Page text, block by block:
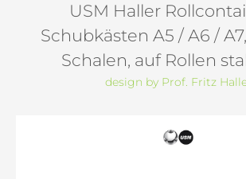
USM Haller
Schubkästen A5 / A6 /
Schalen, auf Rollen
design by Prof. Fritz